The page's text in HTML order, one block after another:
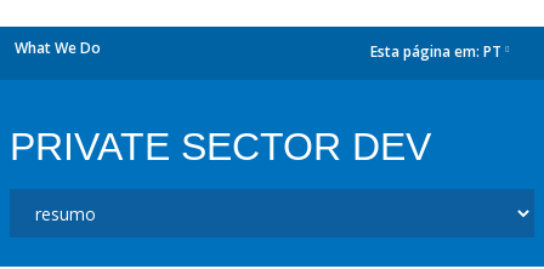
What We Do Esta página em: PT
PRIVATE SECTOR DEV